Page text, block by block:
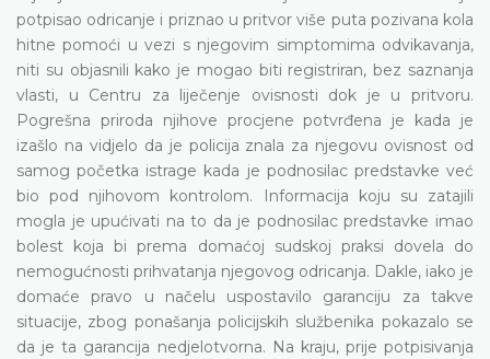
potpisao odricanje i priznao u pritvor više puta pozivana kola
hitne pomoći u vezi s njegovim simptomima odvikavanja,
niti su objasnili kako je mogao biti registriran, bez saznanja
vlasti, u Centru za liječenje ovisnosti dok je u pritvoru.
Pogrešna priroda njihove procjene potvrđena je kada je
izašlo na vidjelo da je policija znala za njegovu ovisnost od
samog početka istrage kada je podnosilac predstavke već
bio pod njihovom kontrolom. Informacija koju su zatajili
mogla je upućivati na to da je podnosilac predstavke imao
bolest koja bi prema domaćoj sudskoj praksi dovela do
nemogućnosti prihvatanja njegovog odricanja. Dakle, iako je
domaće pravo u načelu uspostavilo garanciju za takve
situacije, zbog ponašanja policijskih službenika pokazalo se
da je ta garancija nedjelotvorna. Na kraju, prije potpisivanja